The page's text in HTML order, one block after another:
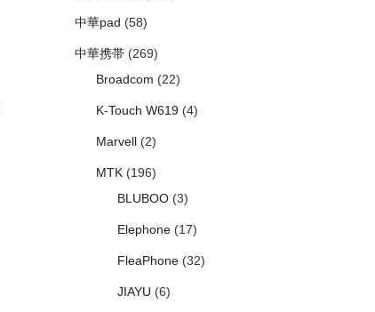
中華pad (58)
中華携帯(269)
Broadcom (22)
K-Touch W619(4)
Marvell(2)
MTK(196)
BLUBOO(3)
Elephone(17)
FleaPhone(32)
JIAYU (6)